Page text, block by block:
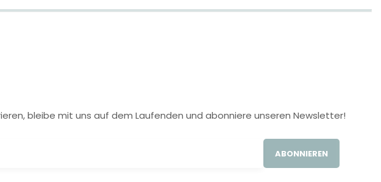
bleibe mit uns auf dem Laufenden und abonniere unseren Newsletter!
ABONNIEREN